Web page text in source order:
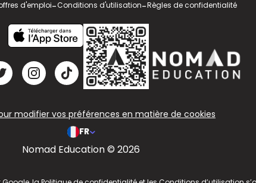
d'emploi-Conditions d'utilisation-Règles de confidentialité
modifier vos préférences en matière de cookies
FR
Nomad Education © 2026